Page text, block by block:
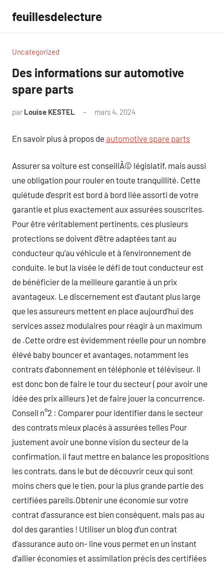
contenu
feuillesdelecture
Uncategorized
Des informations sur automotive
spare parts
par Louise KESTEL mars 4, 2024
En savoir plus à propos de automotive spare parts
Assurer sa voiture est conseillÃ© législatif, mais aussi
une obligation pour rouler en toute tranquillité. Cette
quiétude d’esprit est bord à bord liée assorti de votre
garantie et plus exactement aux assurées souscrites.
Pour être véritablement pertinents, ces plusieurs
protections se doivent d’être adaptées tant au
conducteur qu’au véhicule et à l’environnement de
conduite. le but la visée le défi de tout conducteur est
de bénéficier de la meilleure garantie à un prix
avantageux. Le discernement est d’autant plus large
que les assureurs mettent en place aujourd’hui des
services assez modulaires pour réagir à un maximum
de .Cette ordre est évidemment réelle pour un nombre
élévé baby bouncer et avantages, notamment les
contrats d’abonnement en téléphonie et téléviseur. Il
est donc bon de faire le tour du secteur ( pour avoir une
idée des prix ailleurs ) et de faire jouer la concurrence.
Conseil n°2 : Comparer pour identifier dans le secteur
des contrats mieux placés à assurées telles Pour
justement avoir une bonne vision du secteur de la
confirmation, il faut mettre en balance les propositions
les contrats, dans le but de découvrir ceux qui sont
moins chers que le tien, pour la plus grande partie des
certifiées pareils.Obtenir une économie sur votre
contrat d’assurance est bien conséquent, mais pas au
dol des garanties ! Utiliser un blog d’un contrat
d’assurance auto on- line vous permet en un instant
d’allier économies et assimilation précis des certifiées